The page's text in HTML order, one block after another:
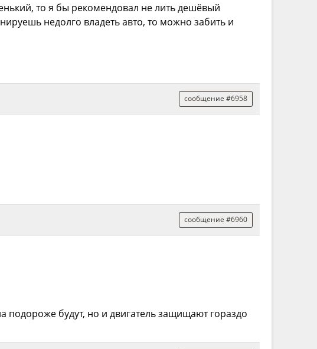
то я бы рекомендовал не лить дешёвый
недолго владеть авто, то можно забить и
сообщение #6958
сообщение #6960
будут, но и двигатель защищают гораздо